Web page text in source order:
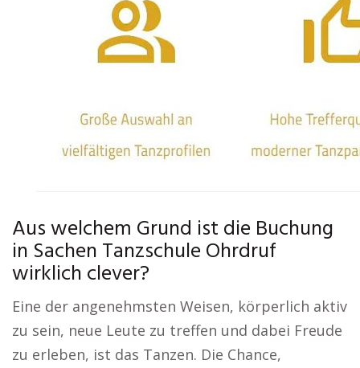
Aus welchem Grund ist die Buchung
in Sachen Tanzschule Ohrdruf
wirklich clever?
Eine der angenehmsten Weisen, körperlich aktiv
zu sein, neue Leute zu treffen und dabei Freude
zu erleben, ist das Tanzen. Die Chance,